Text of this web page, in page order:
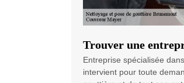
Trouver une
Entreprise spécialisée
intervient pour toute